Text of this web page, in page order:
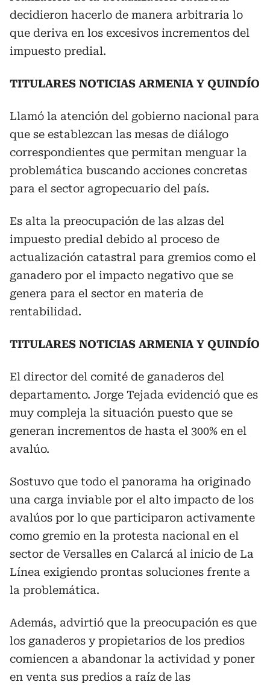
decidieron hacerlo de manera arbitraria lo
que deriva en los excesivos incrementos del
impuesto predial.
TITULARES NOTICIAS ARMENIA Y QUINDÍO
Llamó la atención del gobierno nacional para
que se establezcan las mesas de diálogo
correspondientes que permitan menguar la
problemática buscando acciones concretas
para el sector agropecuario del país.
Es alta la preocupación de las alzas del
impuesto predial debido al proceso de
actualización catastral para gremios como el
ganadero por el impacto negativo que se
genera para el sector en materia de
rentabilidad.
TITULARES NOTICIAS ARMENIA Y QUINDÍO
El director del comité de ganaderos del
departamento. Jorge Tejada evidenció que es
muy compleja la situación puesto que se
generan incrementos de hasta el 300% en el
avalúo.
Sostuvo que todo el panorama ha originado
una carga inviable por el alto impacto de los
avalúos por lo que participaron activamente
como gremio en la protesta nacional en el
sector de Versalles en Calarcá al inicio de La
Línea exigiendo prontas soluciones frente a
la problemática.
Además, advirtió que la preocupación es que
los ganaderos y propietarios de los predios
comiencen a abandonar la actividad y poner
en venta sus predios a raíz de las